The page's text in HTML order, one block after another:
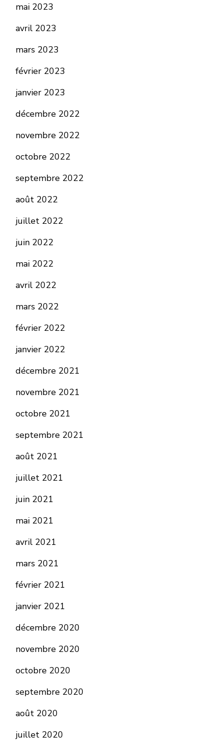
mai 2023
avril 2023
mars 2023
février 2023
janvier 2023
décembre 2022
novembre 2022
octobre 2022
septembre 2022
août 2022
juillet 2022
juin 2022
mai 2022
avril 2022
mars 2022
février 2022
janvier 2022
décembre 2021
novembre 2021
octobre 2021
septembre 2021
août 2021
juillet 2021
juin 2021
mai 2021
avril 2021
mars 2021
février 2021
janvier 2021
décembre 2020
novembre 2020
octobre 2020
septembre 2020
août 2020
juillet 2020